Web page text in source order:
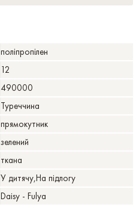
поліпропілен
12
490000
Туреччина
прямокутник
зелений
ткана
У дитячу,На підлогу
Daisy - Fulya